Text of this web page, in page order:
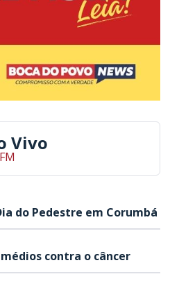
Vivo
do Pedestre em Corumbá
contra o câncer